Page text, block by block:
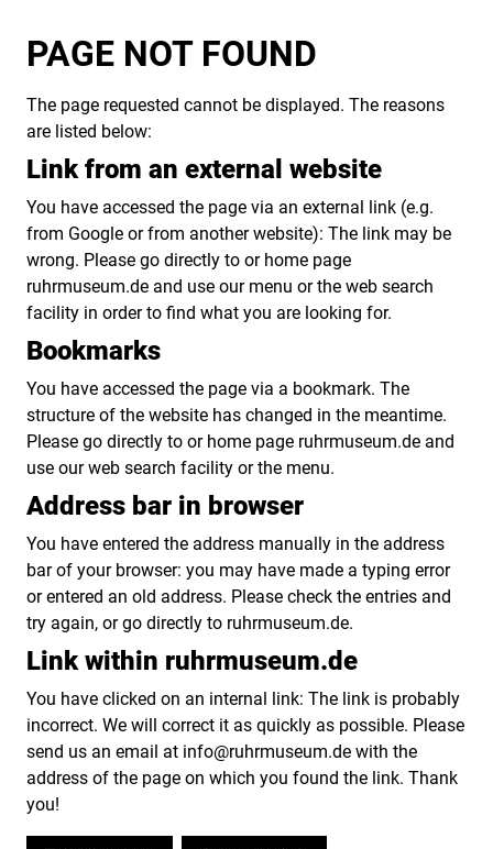
PAGE NOT FOUND
The page requested cannot be displayed. The reasons
are listed below:
Link from an external website
You have accessed the page via an external link (e.g.
from Google or from another website): The link may be
wrong. Please go directly to or home page
ruhrmuseum.de and use our menu or the web search
facility in order to find what you are looking for.
Bookmarks
You have accessed the page via a bookmark. The
structure of the website has changed in the meantime.
Please go directly to or home page ruhrmuseum.de and
use our web search facility or the menu.
Address bar in browser
You have entered the address manually in the address
bar of your browser: you may have made a typing error
or entered an old address. Please check the entries and
try again, or go directly to ruhrmuseum.de.
Link within ruhrmuseum.de
You have clicked on an internal link: The link is probably
incorrect. We will correct it as quickly as possible. Please
send us an email at info@ruhrmuseum.de with the
address of the page on which you found the link. Thank
you!